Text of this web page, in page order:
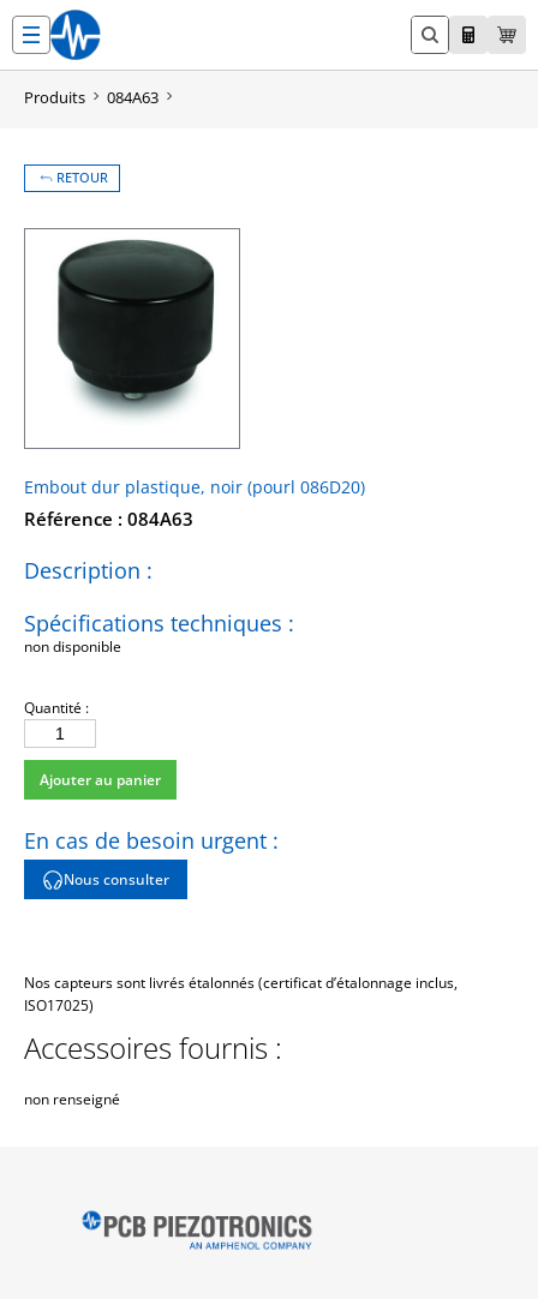
contenu
Produits 084A63
RETOUR
Embout dur plastique, noir (pourl 086D20)
Référence : 084A63
Spécifications techniques :
non disponible
Description :
Quantité :
quantité
de
084A63
Ajouter au panier
En cas de besoin urgent :
Nous consulter
Nos capteurs sont livrés étalonnés (certificat d’étalonnage inclus,
ISO17025)
Accessoires fournis :
non renseigné